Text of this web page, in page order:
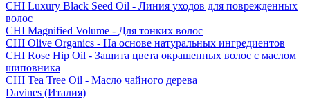
CHI Luxury Black Seed Oil - Линия уходов для поврежденных
волос
CHI Magnified Volume - Для тонких волос
CHI Olive Organics - На основе натуральных ингредиентов
CHI Rose Hip Oil - Защита цвета окрашенных волос с маслом
шиповника
CHI Tea Tree Oil - Масло чайного дерева
Davines (Италия)